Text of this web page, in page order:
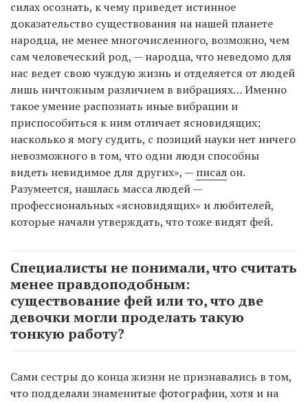
силах осознать, к чему приведет истинное
доказательство существования на нашей планете
народца, не менее многочисленного, возможно, чем
сам человеческий род, — народца, что неведомо для
нас ведет свою чуждую жизнь и отделяется от людей
лишь ничтожным различием в вибрациях… Именно
такое умение распознать иные вибрации и
приспособиться к ним отличает ясновидящих;
насколько я могу судить, с позиций науки нет ничего
невозможного в том, что одни люди способны
видеть невидимое для других», — писал он.
Разумеется, нашлась масса людей —
профессиональных «ясновидящих» и любителей,
которые начали утверждать, что тоже видят фей.
Специалисты не понимали, что считать
менее правдоподобным:
существование фей или то, что две
девочки могли проделать такую
тонкую работу?
Сами сестры до конца жизни не признавались в том,
что подделали знаменитые фотографии, хотя и на